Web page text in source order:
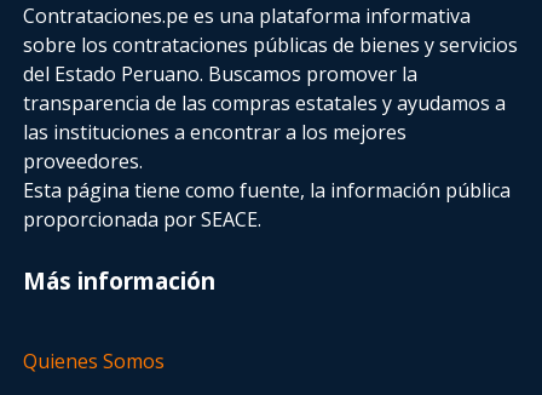
Contrataciones.pe es una plataforma informativa
sobre los contrataciones públicas de bienes y servicios
del Estado Peruano. Buscamos promover la
transparencia de las compras estatalesy ayudamos a
las instituciones a encontrar a los mejores
proveedores.
Esta página tiene como fuente, la información pública
proporcionada por SEACE.
Más información
Quienes Somos